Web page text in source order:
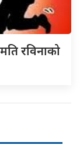
रविनाको